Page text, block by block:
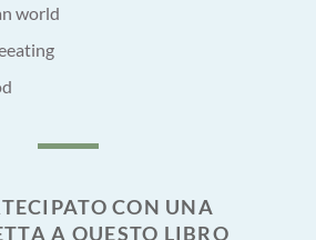
world
CON UNA
A QUESTO LIBRO